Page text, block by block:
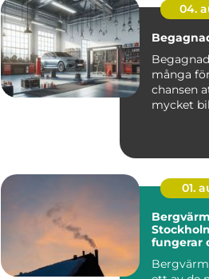
04.
många
chansen
mycket
01.
fungerar